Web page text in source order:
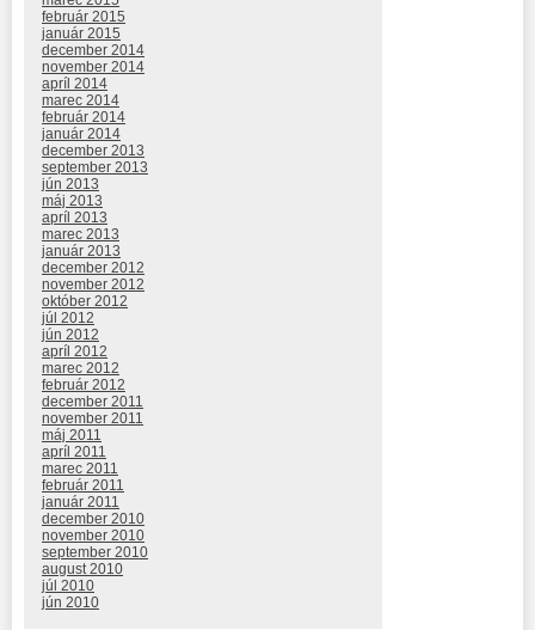
február 2015
január 2015
december 2014
november 2014
apríl 2014
marec 2014
február 2014
január 2014
december 2013
september 2013
jún 2013
máj 2013
apríl 2013
marec 2013
január 2013
december 2012
november 2012
október 2012
júl 2012
jún 2012
apríl 2012
marec 2012
február 2012
december 2011
november 2011
máj 2011
apríl 2011
marec 2011
február 2011
január 2011
december 2010
november 2010
september 2010
august 2010
júl 2010
jún 2010